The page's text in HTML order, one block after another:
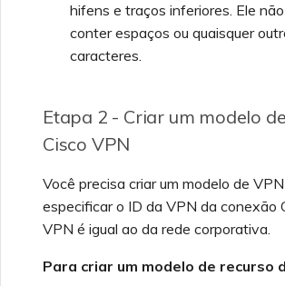
hifens e traços inferiores. Ele
conter espaços ou quaisquer
caracteres.
Etapa 2 - Criar um modelo
Cisco VPN
Você precisa criar um modelo de
especificar o ID da VPN da conexão
VPN é igual ao da rede corporativa.
Para criar um modelo de recurso